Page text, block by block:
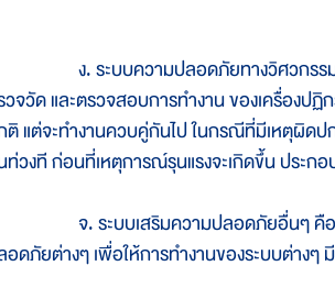
ง. ระบบความปลอดภัยทางวิศวกรรม คือ
วจวัด และตรวจสอบการทำงาน ของเครื่อง
ติ แต่จะทำงานควบคู่กันไป ในกรณีที่มีเหตุผิด
ท่วงที ก่อนที่เหตุการณ์รุนแรงจะเกิดขึ้น ประ
จ. ระบบเสริมความปลอดภัยอื่นๆ คือ ชุดเ
อดภัยต่างๆ เพื่อให้การทำงานของระบบต่าง